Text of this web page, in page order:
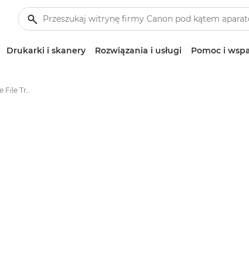
Drukarki i skanery Rozwiązania i usługi Pomoc i
Aplikacja Canon Mobile File Transfer